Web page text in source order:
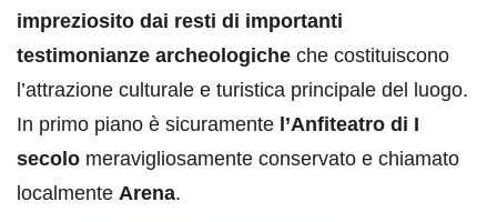
impreziosito dai resti di importanti
testimonianze archeologiche che costituiscono
l’attrazione culturale e turistica principale del luogo.
In primo piano è sicuramente l’Anfiteatro di I
secolo meravigliosamente conservato e chiamato
localmente Arena.